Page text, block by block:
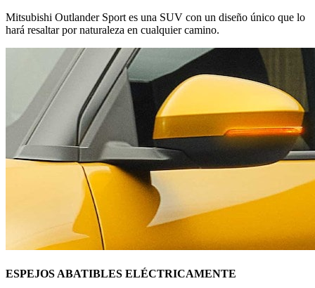
Mitsubishi Outlander Sport es una SUV con un diseño único que lo
hará resaltar por naturaleza en cualquier camino.
ESPEJOS ABATIBLES ELÉCTRICAMENTE